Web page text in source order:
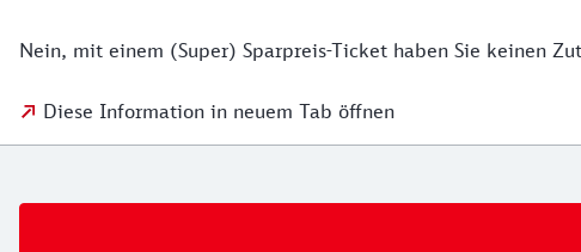
Nein, mit einem (Super) Sparpreis-Ticket haben Sie keinen
Diese Information in neuem Tab öffnen